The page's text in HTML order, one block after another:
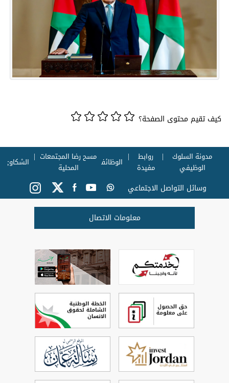
كيف تقيم محتوى الصفحة؟
مدونة السلوك
الوظيفي
روابط
مفيدة
الوظائف مسح رضا المجتمعات
المحلية
الشكاوي
وسائل التواصل الاجتماعي
معلومات الاتصال